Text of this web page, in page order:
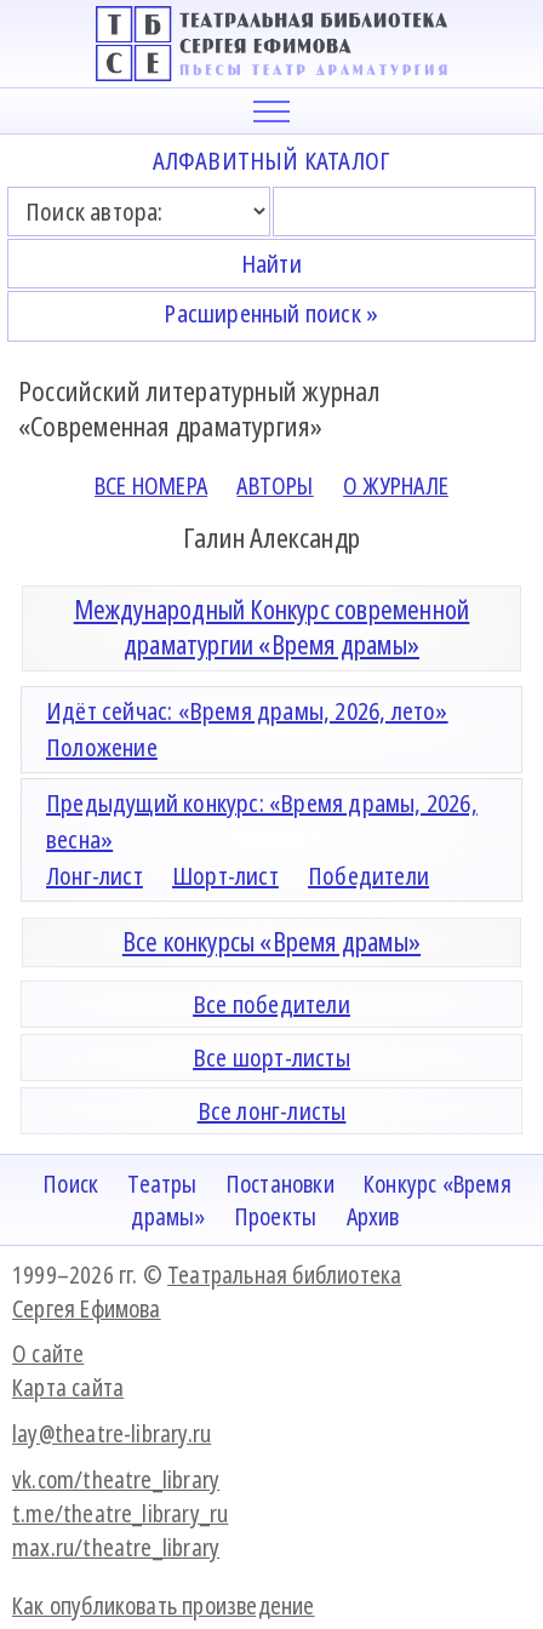
АЛФАВИТНЫЙ КАТАЛОГ
Расширенный поиск »
Российский литературный журнал
«Современная драматургия»
ВСЕ НОМЕРА АВТОРЫ О ЖУРНАЛЕ
Галин Александр
Международный Конкурс современной
драматургии «Время драмы»
Идёт сейчас: «Время драмы, 2026, лето»
Положение
Предыдущий конкурс: «Время драмы, 2026,
весна»
Лонг-лист
Шорт-лист Победители
Все конкурсы «Время драмы»
Все победители
Все шорт-листы
Все лонг-листы
Поиск Театры Постановки
Конкурс «Время
драмы»
Проекты
Архив
1999–2026 гг. © Театральная библиотека
Сергея Ефимова
О сайте
Карта сайта
lay@theatre-library.ru
vk.com/theatre_library
t.me/theatre_library_ru
max.ru/theatre_library
Как опубликовать произведение